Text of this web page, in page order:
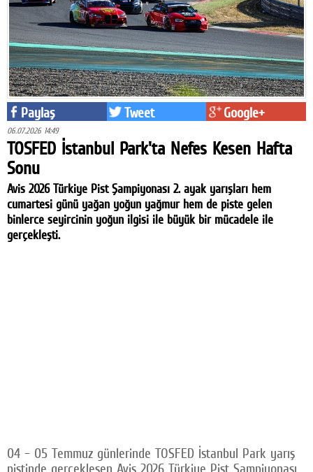
Paylaş Tweet Google+
06.07.2026 14:49
TOSFED İstanbul Park'ta Nefes Kesen Hafta
Sonu
Avis 2026 Türkiye Pist Şampiyonası 2. ayak yarışları hem
cumartesi günü yağan yoğun yağmur hem de piste gelen
binlerce seyircinin yoğun ilgisi ile büyük bir mücadele ile
gerçekleşti.
04 – 05 Temmuz günlerinde TOSFED İstanbul Park yarış
pistinde gerçekleşen Avis 2026 Türkiye Pist Şampiyonası